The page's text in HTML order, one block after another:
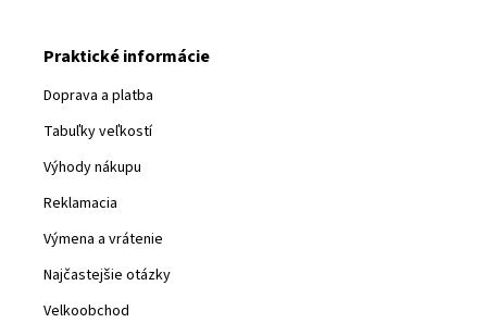
Praktické informácie
Doprava a platba
Tabuľky veľkostí
Výhody nákupu
Reklamacia
Výmena a vrátenie
Najčastejšie otázky
Velkoobchod